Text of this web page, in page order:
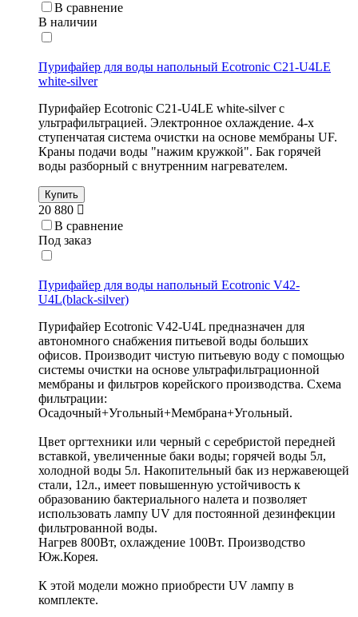
В сравнение
В наличии
Пурифайер для воды напольный Ecotronic C21-U4LE
white-silver
Пурифайер Ecotronic C21-U4LE white-silver с
ультрафильтрацией. Электронное охлаждение. 4-х
ступенчатая система очистки на основе мембраны UF.
Краны подачи воды "нажим кружкой". Бак горячей
воды разборный с внутренним нагревателем.
Купить
20 880
В сравнение
Под заказ
Пурифайер для воды напольный Ecotronic V42-
U4L(black-silver)
Пурифайер Ecotronic V42-U4L предназначен для
автономного снабжения питьевой воды больших
офисов. Производит чистую питьевую воду с помощью
системы очистки на основе ультрафильтрационной
мембраны и фильтров корейского производства. Схема
фильтрации:
Осадочный+Угольный+Мембрана+Угольный.
Цвет оргтехники или черный с серебристой передней
вставкой, увеличенные баки воды; горячей воды 5л,
холодной воды 5л. Накопительный бак из нержавеющей
стали, 12л., имеет повышенную устойчивость к
образованию бактериального налета и позволяет
использовать лампу UV для постоянной дезинфекции
фильтрованной воды.
Нагрев 800Вт, охлаждение 100Вт. Производство
Юж.Корея.
К этой модели можно приобрести UV лампу в
комплекте.